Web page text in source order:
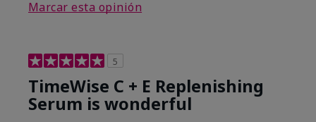
Marcar esta opinión
5
TimeWise C + E Replenishing
Serum is wonderful